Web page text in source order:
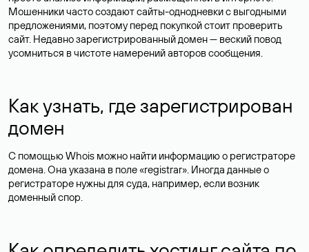
Мошенники часто создают сайты-однодневки с выгодными
предложениями, поэтому перед покупкой стоит проверить
сайт. Недавно зарегистрированный домен — веский повод
усомниться в чистоте намерений авторов сообщения.
Как узнать, где зарегистрирован
домен
С помощью Whois можно найти информацию о регистраторе
домена. Она указана в поле «registrar». Иногда данные о
регистраторе нужны для суда, например, если возник
доменный спор.